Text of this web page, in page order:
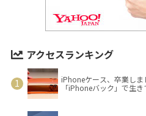
アクセスランキング
iPhoneケース、卒業し
「iPhoneバック」で生き